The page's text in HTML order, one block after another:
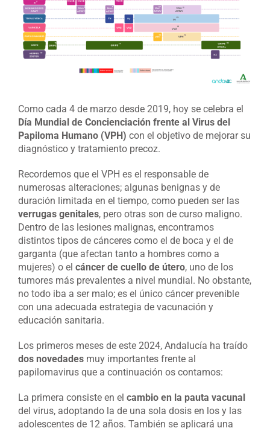
Como cada 4 de marzo desde 2019, hoy se celebra el
Día Mundial de Concienciación frente al Virus del
Papiloma Humano (VPH) con el objetivo de mejorar su
diagnóstico y tratamiento precoz.
Recordemos que el VPH es el responsable de
numerosas alteraciones; algunas benignas y de
duración limitada en el tiempo, como pueden ser las
verrugas genitales, pero otras son de curso maligno.
Dentro de las lesiones malignas, encontramos
distintos tipos de cánceres como el de boca y el de
garganta (que afectan tanto a hombres como a
mujeres) o el cáncer de cuello de útero, uno de los
tumores más prevalentes a nivel mundial. No obstante,
no todo iba a ser malo; es el único cáncer prevenible
con una adecuada estrategia de vacunación y
educación sanitaria.
Los primeros meses de este 2024, Andalucía ha traído
dos novedades muy importantes frente al
papilomavirus que a continuación os contamos:
La primera consiste en el cambio en la pauta vacunal
del virus, adoptando la de una sola dosis en los y las
adolescentes de 12 años. También se aplicará una